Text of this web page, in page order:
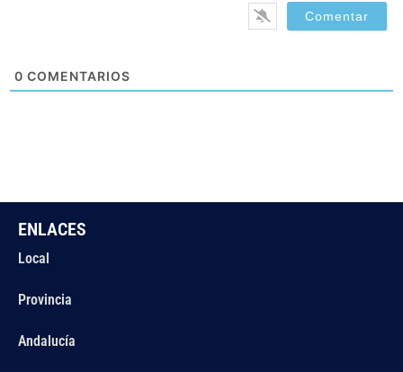
0 COMENTARIOS
ENLACES
Local
Provincia
Andalucía